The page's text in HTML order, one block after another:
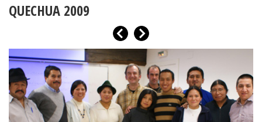
QUECHUA 2009